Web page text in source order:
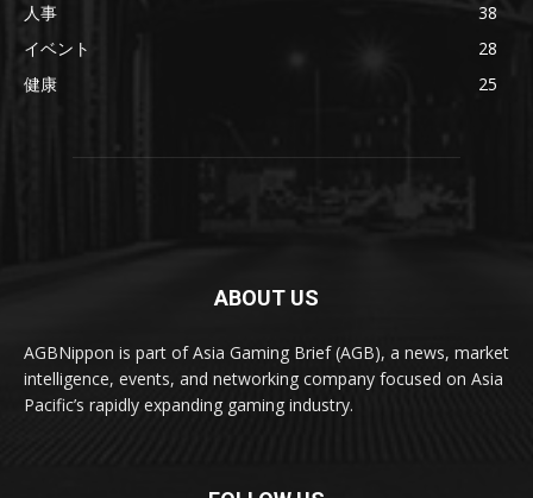
人事
38
イベント
28
健康
25
ABOUT US
AGBNippon is part of Asia Gaming Brief (AGB), a news, market
intelligence, events, and networking company focused on Asia
Pacific’s rapidly expanding gaming industry.